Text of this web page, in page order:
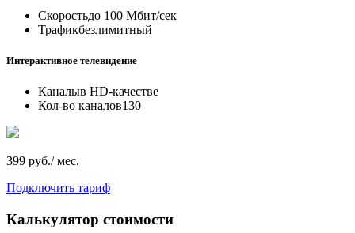
Скоростьдо 100 Мбит/сек
Трафикбезлимитный
Интерактивное телевидение
Каналыв HD-качестве
Кол-во каналов130
399 руб./ мес.
Подключить тариф
Калькулятор стоимости